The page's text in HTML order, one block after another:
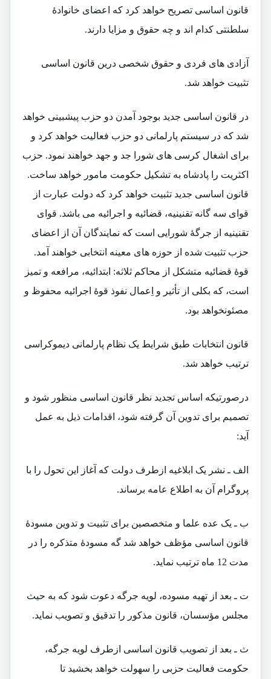
قانون اساسی تصریح خواهد کرد که اعضای خانوادۀ
سلطنتی کدام اند و چه حقوق و مزایا دارند.
آزادی های فردی و حقوق شخصی درین قانون اساسی
تثبیت خواهد شد.
در قانون اساسی جدید بوجود آمدن دو حزب پیشبینی خواهد
شد که در سیستم پارلمانی دو حزب فعالیت خواهد کرد و
برای اشغال کرسی های شورا جد و جهد خواهند نمود. حزب
اکثریت را پادشاه به تشکیل حکومت مامور خواهد ساخت.
قانون اساسی جدید تثبیت خواهد کرد که دولت عبارت از
قوای سه گانه تقنینیه، قضائیه و اجرائیه می باشد. قوای
تقنینیه از جرگۀ شورایی است که نمایندگان آن از اعضای
حزب تثبیت شده از حوزه های معینه انتخابی خواهند آمد.
قوۀ قضائیه متشکل از محاکم ثلاثه: ابتدائیه، مرافعه و تمیز
است، که بکلی از تأثیر و اِعمال نفوذ قوۀ اجرائیه محفوظ و
مصئونخواهد بود.
قانون انتخابات طبق شرایط یک نظام پارلمانی دیموکراسی
ترتیب خواهد شد.
درصورتیکه اساس تجدید نظر قانون اساسی منظور شود و
تصمیم برای تدوین آن گرفته شود، اقدامات ذیل به عمل
آید:
الف ـ نشر یک ابلاغیه ازطرف دولت که آغاز این تحول را با
پروگرام آن به اطلاع عامه برساند.
ب ـ یک عده علما و متخصصین برای تثبیت و تدوین مسودۀ
قانون اساسی مؤظف خواهد شد گه مسودۀ متذکره را در
مدت 12 ماه ترتیب نماید.
ت ـ بعد از تهیه مسوده، لویه جرگه دعوت شود که به حیث
مجلس مؤسسان، قانون مذکور را تدقیق و تصویب نماید.
ث ـ بعد از تصویب قانون اساسی ازطرف لویه جرگه،
حکومت فعالیت حزبی را سهولت خواهد بخشید تا